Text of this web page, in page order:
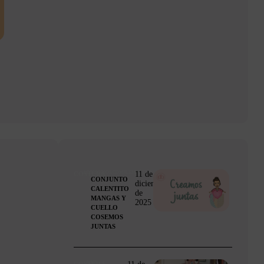
ACCESORIOS/COMPLEMENTOS
CONJUNTO
CALENTITO
MANGAS Y
CUELLO
COSEMOS
JUNTAS
11 de
diciembre
de
2025